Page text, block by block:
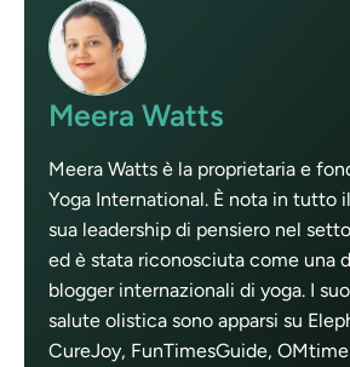
Meera Watts
Meera Watts è la proprietaria e
Yoga International. È nota in tutto
sua leadership di pensiero nel
ed è stata riconosciuta come una
blogger internazionali di yoga. I
salute olistica sono apparsi su
CureJoy, FunTimesGuide,